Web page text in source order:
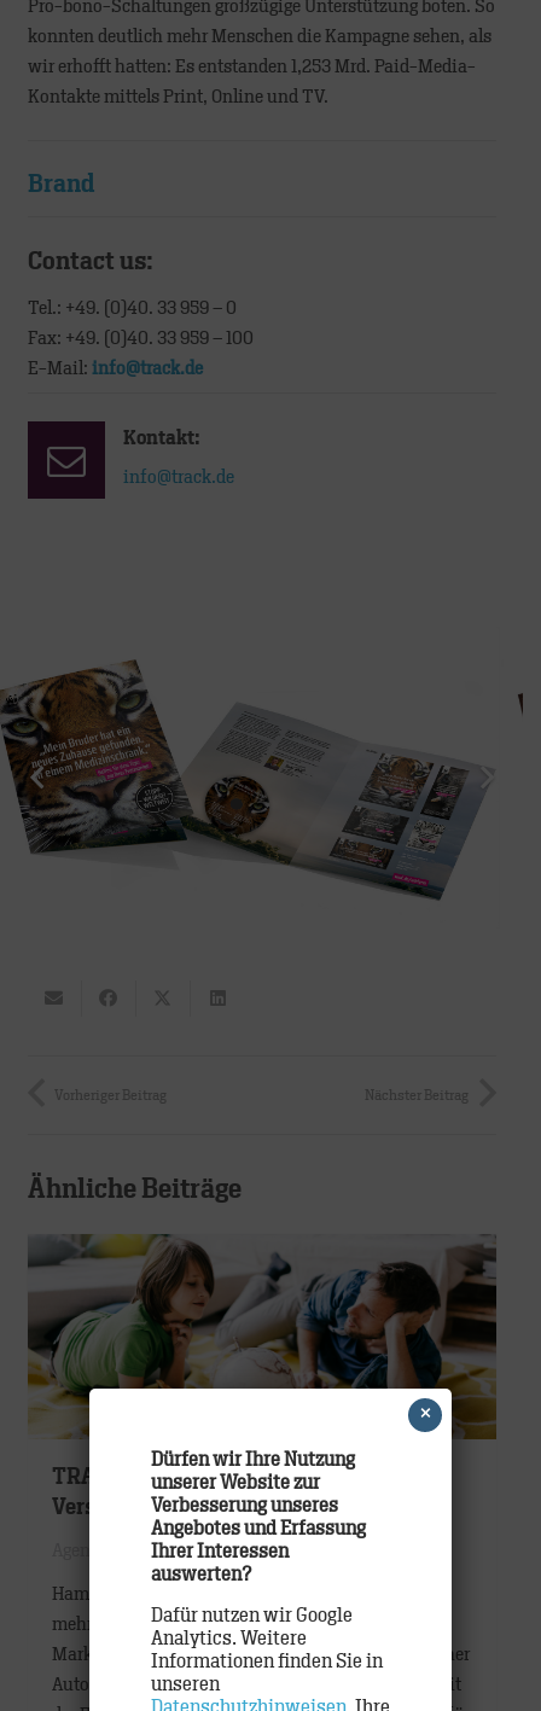
Pro-bono-Schaltungen großzügige Unterstützung boten. So
konnten deutlich mehr Menschen die Kampagne sehen, als
wir erhofft hatten: Es entstanden 1,253 Mrd. Paid-Media-
Kontakte mittels Print, Online und TV.
Brand
Contact us:
Tel.: +49. (0)40. 33 959 – 0
Fax: +49. (0)40. 33 959 – 100
E-Mail: info@track.de
Kontakt:
info@track.de
Vorheriger Beitrag Nächster Beitrag
Ähnliche Beiträge
TRACK gewinnt Projekt der ADAC
Versicherungen
Etats,Work
Hamburg, September 2019 – Nach einem
mehrstufigen Pitch mit anschließender
Marktforschung hat der ADAC (Allgemeiner Deutscher
Automobil-Club) die Hamburger Agentur TRACK mit
Dürfen wir Ihre Nutzung
unserer Website zur
Verbesserung unseres
Angebotes und Erfassung
Ihrer Interessen
auswerten?
Dafür nutzen wir Google
Analytics. Weitere
Informationen finden Sie in
unseren
×